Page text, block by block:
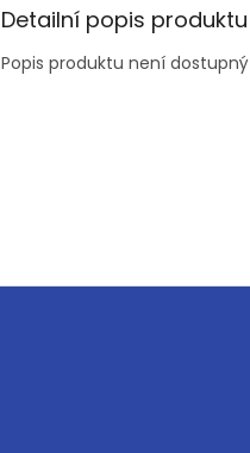
Detailní popis produktu
Popis produktu není dostupný